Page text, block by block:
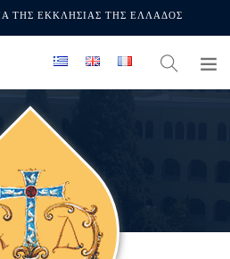
ΤΗΣ ΕΚΚΛΗΣΙΑΣ ΤΗΣ ΕΛΛΑΔΟΣ